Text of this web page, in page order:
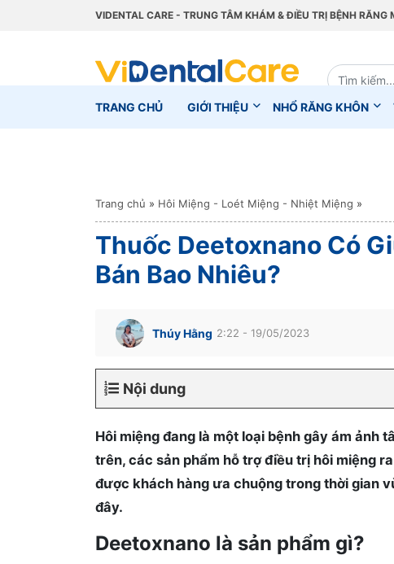
VIDENTAL CARE - TRUNG TÂM KHÁM & ĐIỀU TRỊ BỆNH RĂNG
TRANG CHỦ GIỚI THIỆU NHỔ RĂNG KHÔN
Trang chủ » Hôi Miệng - Loét Miệng - Nhiệt Miệng »
Thuốc Deetoxnano Có
Bán Bao Nhiêu?
Thúy Hằng 2:22 - 19/05/2023
Nội dung
Hôi miệng đang là một loại bệnh gây ám ảnh
trên, các sản phẩm hỗ trợ điều trị hôi miệng
được khách hàng ưa chuộng trong thời gian
đây.
Deetoxnano là sản phẩm gì?